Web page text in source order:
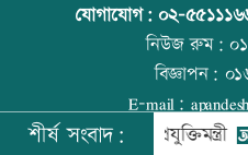
যুবদল
মামলা
আজ
যোগাযোগ: ০২-
নিউজ রুম:
বিজ্ঞাপন:
E-mail:
শীর্ষ সংবাদ:
হবে: তথ্যপ্রযুক্তিমন্ত্রী